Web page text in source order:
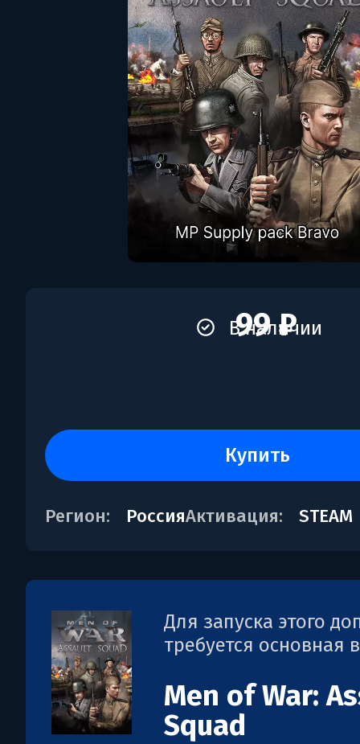
99 ₽
купить
Регион: РоссияАктивация: STEAM
В наличии
Для запуска этого
требуется основная
Men of War:
Squad